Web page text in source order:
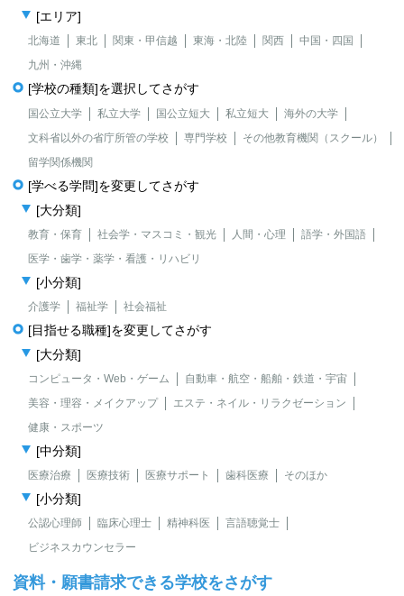
[エリア]
北海道 東北 関東・甲信越 東海・北陸 関西
中国・四国
九州・沖縄
[学校の種類]を選択してさがす
国公立大学 私立大学 国公立短大 私立短大
海外の大学
文科省以外の省庁所管の学校
専門学校
その他教育機関（スクール）
留学関係機関
[学べる学問]を変更してさがす
[大分類]
教育・保育 社会学・マスコミ・観光 人間・心理
語学・外国語
医学・歯学・薬学・看護・リハビリ
[小分類]
介護学 福祉学 社会福祉
[目指せる職種]を変更してさがす
[大分類]
コンピュータ・Web・ゲーム
自動車・航空・船舶・鉄道・宇宙
美容・理容・メイクアップ
エステ・ネイル・リラクゼーション
健康・スポーツ
[中分類]
医療治療 医療技術 医療サポート 歯科医療 そのほか
[小分類]
公認心理師 臨床心理士 精神科医
言語聴覚士
ビジネスカウンセラー
資料・願書請求できる学校をさがす